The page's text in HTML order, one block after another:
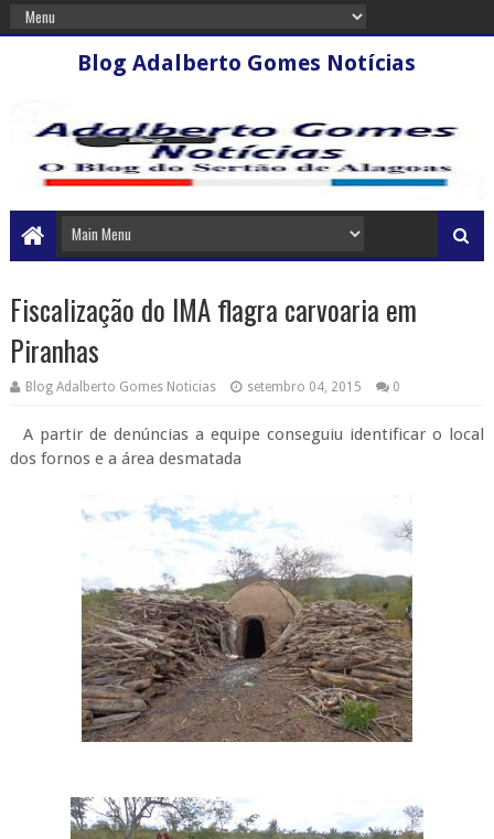
Blog Adalberto Gomes Notícias
Fiscalização do IMA flagra carvoaria em
Piranhas
Blog Adalberto Gomes Noticias setembro 04, 2015 0
A partir de denúncias a equipe conseguiu identificar o local
dos fornos e a área desmatada